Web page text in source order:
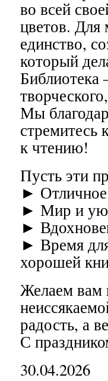
во всей
цветов. Для
единство,
который
Библиотека
Мы
стремитесь
к чтению!
Пусть эти
► Отличное
► Мир и
►
► Время
хорошей
Желаем вам
радость, а
С
30.04.2026